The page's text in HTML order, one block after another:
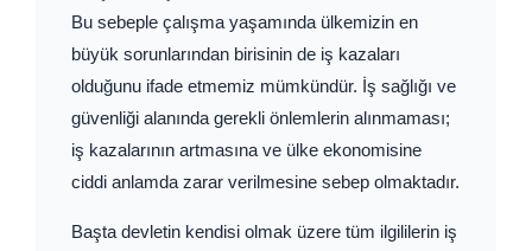
Bu sebeple çalışma yaşamında ülkemizin en
büyük sorunlarından birisinin de iş kazaları
olduğunu ifade etmemiz mümkündür. İş sağlığı ve
güvenliği alanında gerekli önlemlerin alınmaması;
iş kazalarının artmasına ve ülke ekonomisine
ciddi anlamda zarar verilmesine sebep olmaktadır.
Başta devletin kendisi olmak üzere tüm ilgililerin iş